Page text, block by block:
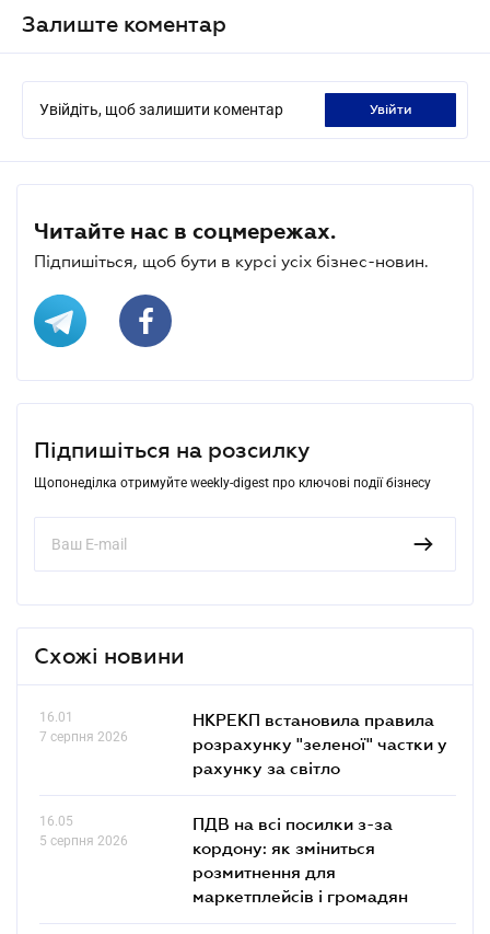
Залиште коментар
Увійдіть, щоб залишити коментар увійти
Читайте нас в соцмережах.
Підпишіться, щоб бути в курсі усіх бізнес-новин.
Підпишіться на розсилку
Щопонеділка отримуйте weekly-digest про ключові події бізнесу
Схожі новини
16.01
7 серпня 2026
НКРЕКП встановила правила
розрахунку "зеленої" частки у
рахунку за світло
16.05
5 серпня 2026
ПДВ на всі посилки з-за
кордону: як зміниться
розмитнення для
маркетплейсів і громадян